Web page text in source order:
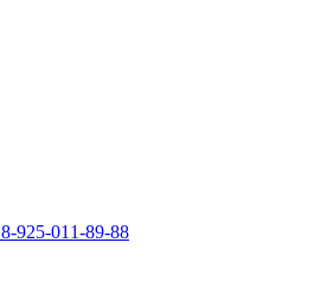
8-925-011-89-88